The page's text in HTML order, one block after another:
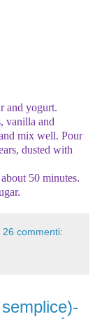
and yogurt.
vanilla and
mix well. Pour
, dusted with
50 minutes.
.
26 commenti: